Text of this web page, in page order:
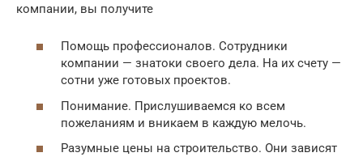
компании, вы получите
Помощь профессионалов. Сотрудники
компании — знатоки своего дела. На их счету —
сотни уже готовых проектов.
Понимание. Прислушиваемся ко всем
пожеланиям и вникаем в каждую мелочь.
Разумные цены на строительство. Они зависят